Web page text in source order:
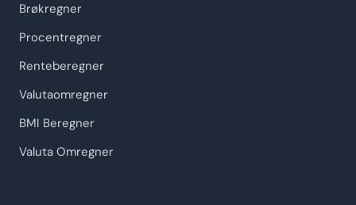
Brøkregner
Procentregner
Renteberegner
Valutaomregner
BMI Beregner
Valuta Omregner